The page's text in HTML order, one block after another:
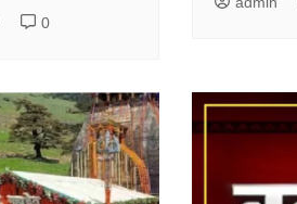
0